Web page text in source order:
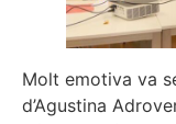
Molt emotiva va
d’Agustina